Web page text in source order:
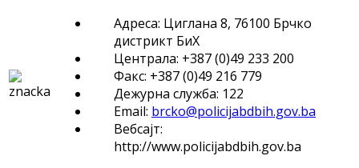
Адреса: Циглана 8, 76100 Брчко
дистрикт БиХ
Централа: +387 (0)49 233 200
Факс: +387 (0)49 216 779
Дежурна служба: 122
Email: brcko@policijabdbih.gov.ba
Вебсајт:
http://www.policijabdbih.gov.ba